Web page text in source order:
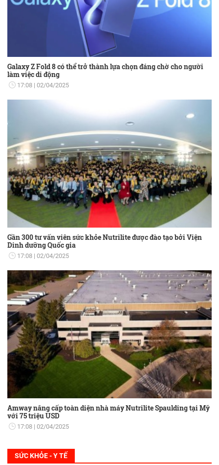
Galaxy Z Fold 8 có thể trở thành lựa chọn đáng chờ cho người
làm việc di động
17:08 02/04/2025
Gần 300 tư vấn viên sức khỏe Nutrilite được đào tạo bởi Viện
Dinh dưỡng Quốc gia
17:08 02/04/2025
Amway nâng cấp toàn diện nhà máy Nutrilite Spaulding tại Mỹ
với 75 triệu USD
17:08 02/04/2025
SỨC KHỎE - Y TẾ